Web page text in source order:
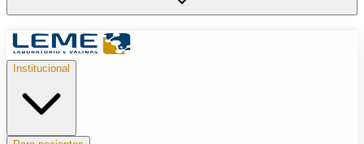
Institucional